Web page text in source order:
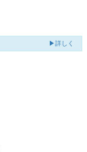
▶詳しく